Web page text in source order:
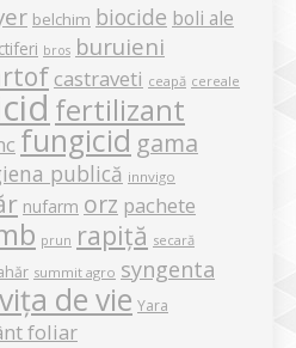
belchim biocide boli ale
bros buruieni
castraveti ceapă cereale
fertilizant
fungicid gama
publică innvigo
nufarm orz pachete
prun rapiță secară
summit agro syngenta
vița de vie Yara
foliar